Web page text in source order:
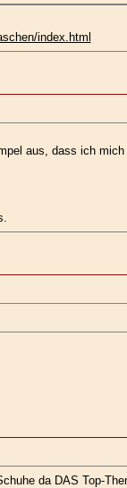
index.html
aus, dass ich
da DAS Top-